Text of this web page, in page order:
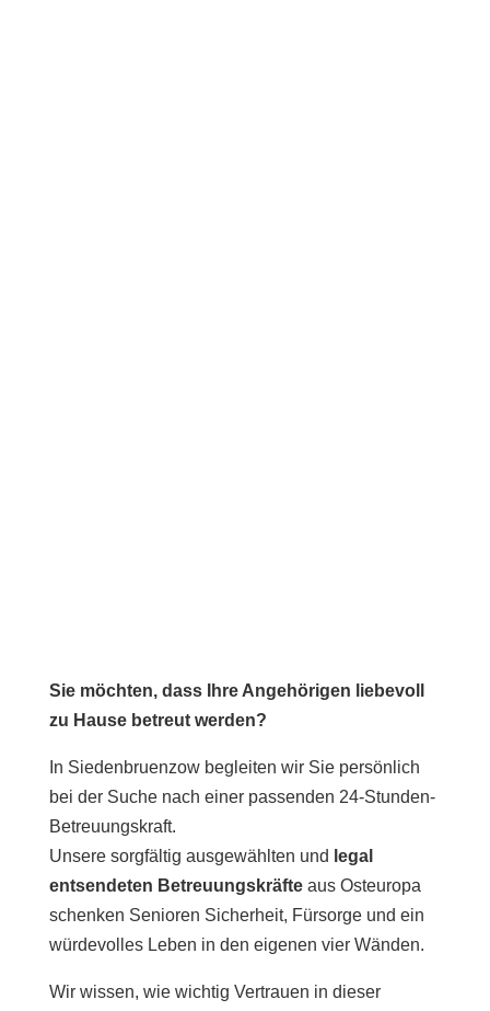
Sie möchten, dass Ihre Angehörigen liebevoll
zu Hause betreut werden?
In Siedenbruenzow begleiten wir Sie persönlich
bei der Suche nach einer passenden 24-Stunden-
Betreuungskraft.
Unsere sorgfältig ausgewählten und legal
entsendeten Betreuungskräfteaus Osteuropa
schenken Senioren Sicherheit, Fürsorge und ein
würdevolles Leben in den eigenen vier Wänden.
Wir wissen, wie wichtig Vertrauen in dieser